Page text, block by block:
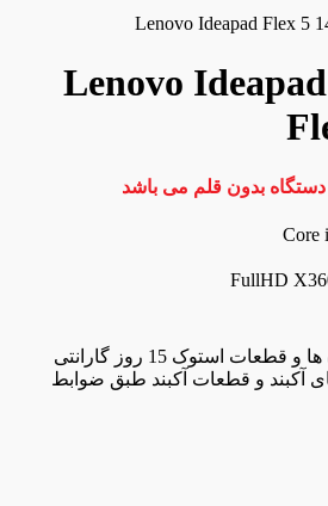
لپ تاپ لنوو Lenovo Ideapad
بدون قلم می باشد
دستگاه ها و قطعات استوک 15 روز گارانتی
آکبند و قطعات آکبند طبق ضوابط